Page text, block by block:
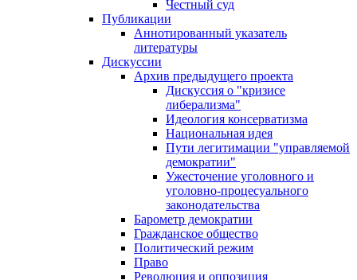
Честный суд
Публикации
Аннотированный указатель
литературы
Дискуссии
Архив предыдущего проекта
Дискуссия о "кризисе
либерализма"
Идеология консерватизма
Национальная идея
Пути легитимации "управляемой
демократии"
Ужесточение уголовного и
уголовно-процесуального
законодательства
Барометр демократии
Гражданское общество
Политический режим
Право
Революция и оппозиция